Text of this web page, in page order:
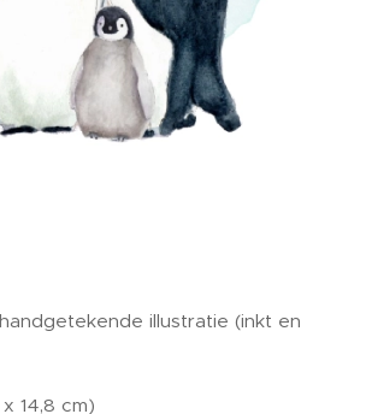
illustratie (inkt en
14,8 cm)